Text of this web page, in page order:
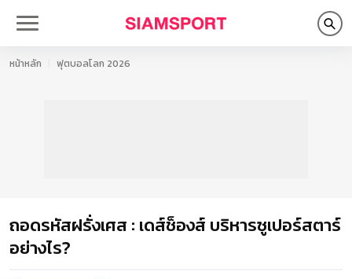
หน้าหลัก ฟุตบอลโลก 2026
ถอดรหัสฝรั่งเศส : เดส์ช็องส์ บริหารซูเปอร์สตาร์
อย่างไร?